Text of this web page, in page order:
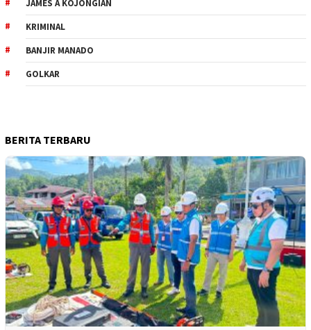
JAMES A KOJONGIAN
KRIMINAL
BANJIR MANADO
GOLKAR
BERITA TERBARU